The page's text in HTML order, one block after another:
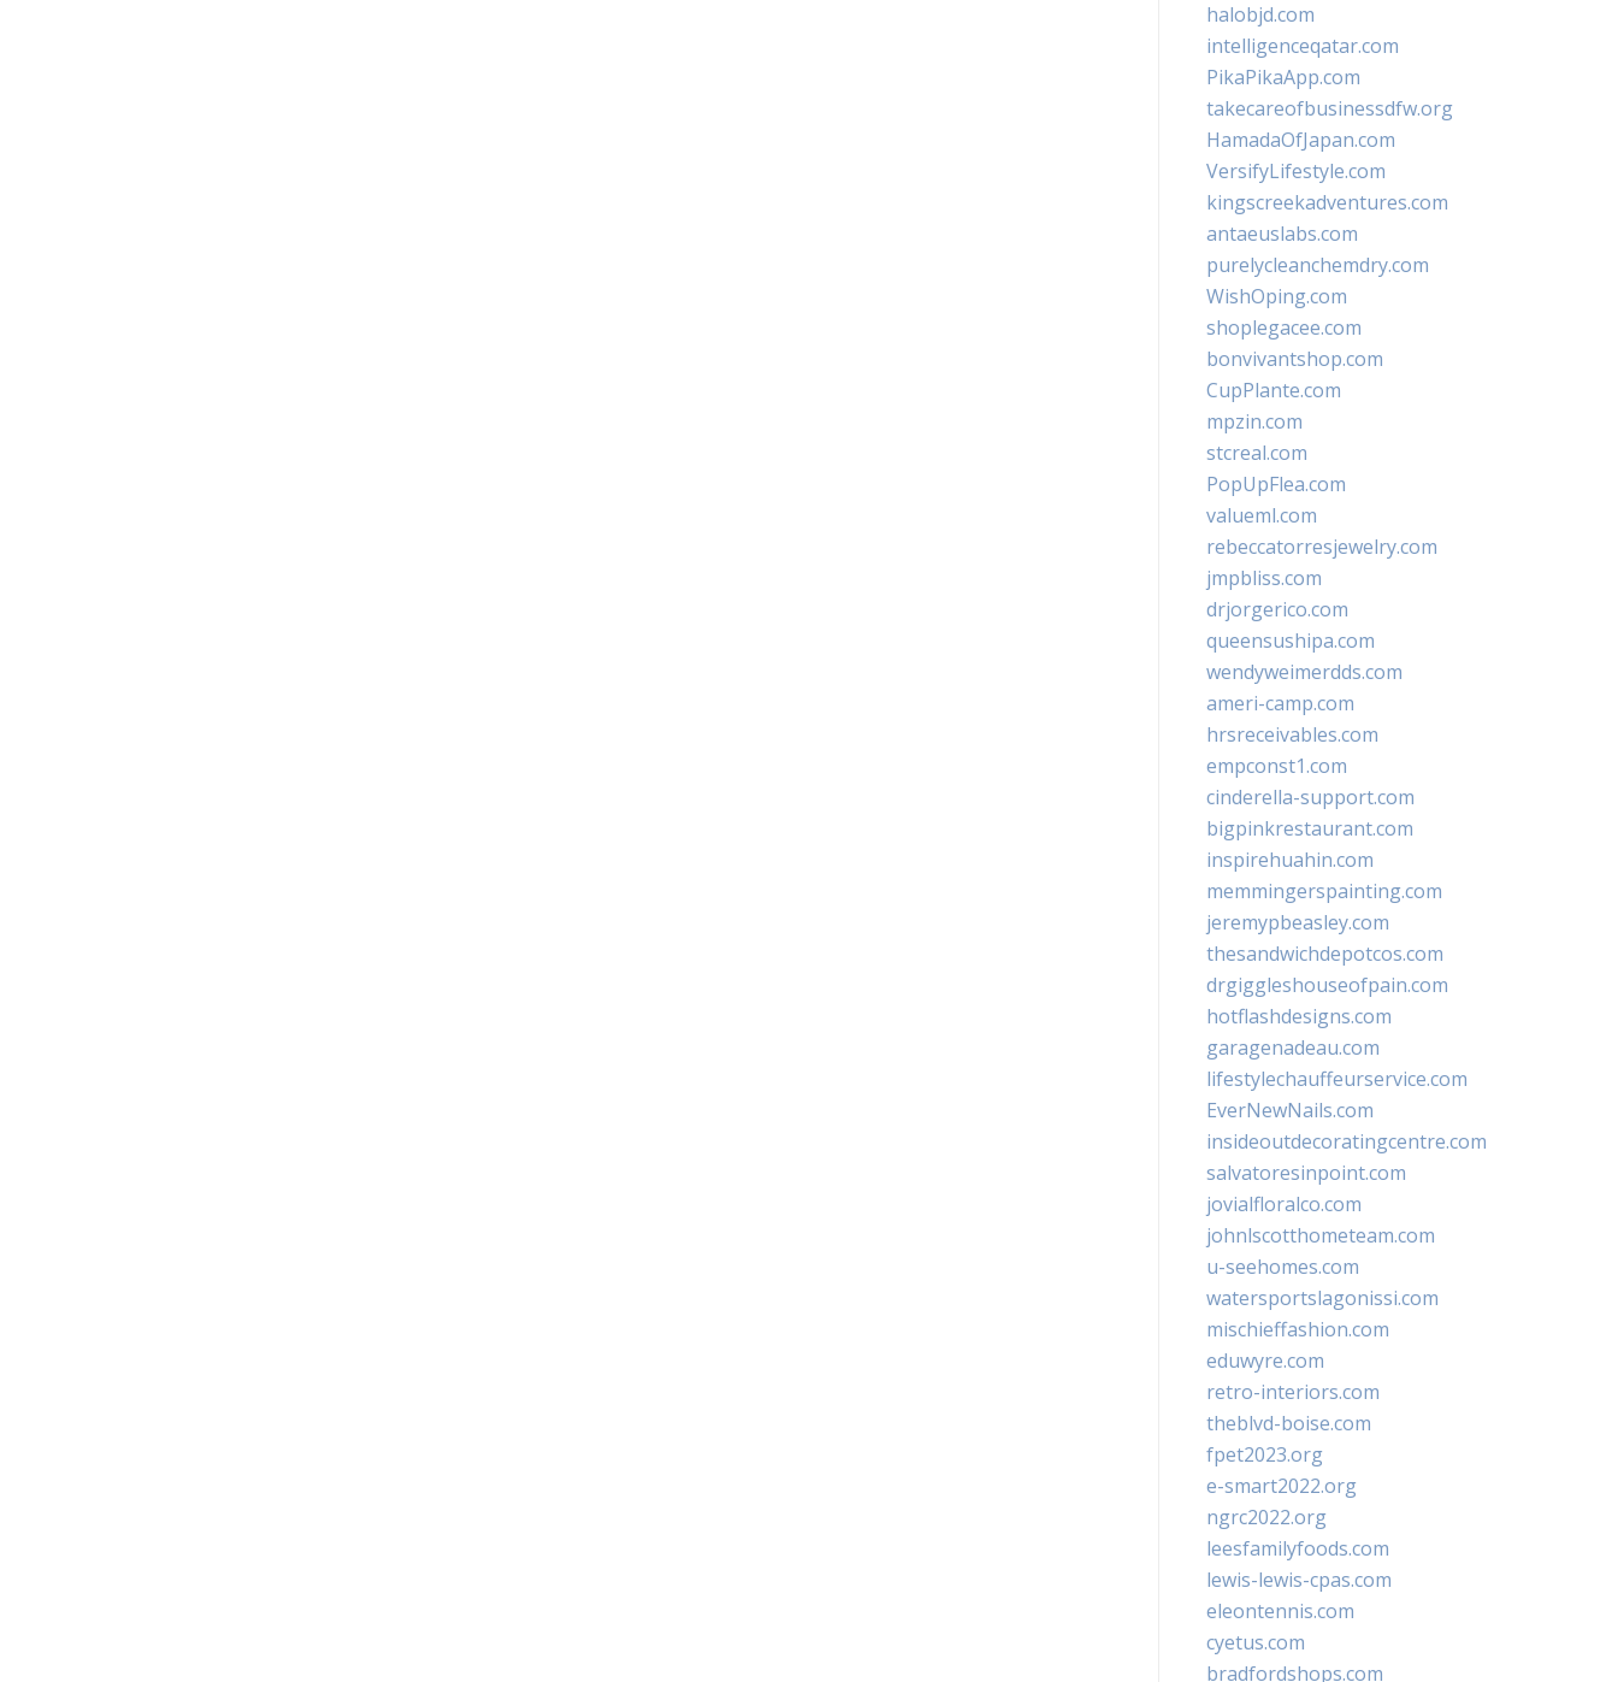
halobjd.com
intelligenceqatar.com
PikaPikaApp.com
takecareofbusinessdfw.org
HamadaOfJapan.com
VersifyLifestyle.com
kingscreekadventures.com
antaeuslabs.com
purelycleanchemdry.com
WishOping.com
shoplegacee.com
bonvivantshop.com
CupPlante.com
mpzin.com
stcreal.com
PopUpFlea.com
valueml.com
rebeccatorresjewelry.com
jmpbliss.com
drjorgerico.com
queensushipa.com
wendyweimerdds.com
ameri-camp.com
hrsreceivables.com
empconst1.com
cinderella-support.com
bigpinkrestaurant.com
inspirehuahin.com
memmingerspainting.com
jeremypbeasley.com
thesandwichdepotcos.com
drgiggleshouseofpain.com
hotflashdesigns.com
garagenadeau.com
lifestylechauffeurservice.com
EverNewNails.com
insideoutdecoratingcentre.com
salvatoresinpoint.com
jovialfloralco.com
johnlscotthometeam.com
u-seehomes.com
watersportslagonissi.com
mischieffashion.com
eduwyre.com
retro-interiors.com
theblvd-boise.com
fpet2023.org
e-smart2022.org
ngrc2022.org
leesfamilyfoods.com
lewis-lewis-cpas.com
eleontennis.com
cyetus.com
bradfordshops.com